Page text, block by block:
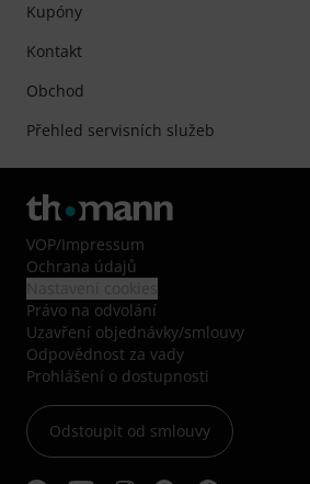
Kupóny
Kontakt
Obchod
Přehled servisních služeb
VOP/Impressum
Ochrana údajů
Právo na odvolání
Uzavření objednávky/smlouvy
Odpovědnost za vady
Prohlášení o dostupnosti
Odstoupit od smlouvy